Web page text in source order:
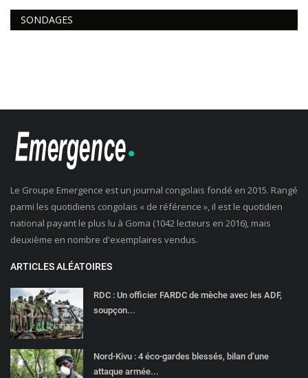
SONDAGES
Le Groupe Emergence est un journal congolais fondé en 2015. Rangé
parmi les quotidiens congolais « de référence », il est le quotidien
national payant le plus lu à Goma (1042 lecteurs en 2016), mais
deuxième en nombre d'exemplaires vendus.
ARTICLES ALÉATOIRES
RDC : Un officier FARDC de mèche avec les ADF,
soupçon...
Nord-Kivu : 4 éco-gardes blessés, bilan d’une
attaque armée...